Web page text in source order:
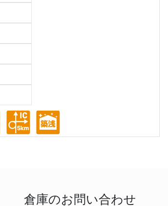
倉庫のお問い合わせ